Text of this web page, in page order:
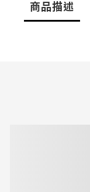
商品描述